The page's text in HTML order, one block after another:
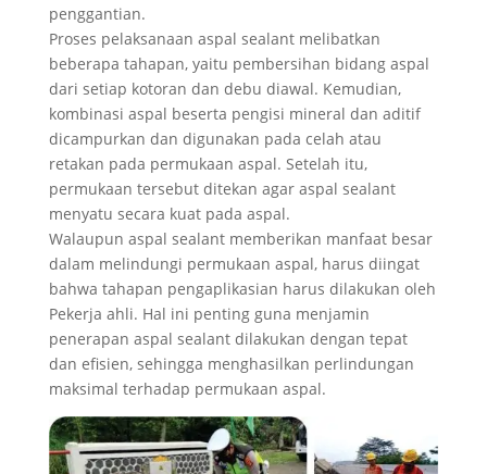
penggantian.
Proses pelaksanaan aspal sealant melibatkan
beberapa tahapan, yaitu pembersihan bidang aspal
dari setiap kotoran dan debu diawal. Kemudian,
kombinasi aspal beserta pengisi mineral dan aditif
dicampurkan dan digunakan pada celah atau
retakan pada permukaan aspal. Setelah itu,
permukaan tersebut ditekan agar aspal sealant
menyatu secara kuat pada aspal.
Walaupun aspal sealant memberikan manfaat besar
dalam melindungi permukaan aspal, harus diingat
bahwa tahapan pengaplikasian harus dilakukan oleh
Pekerja ahli. Hal ini penting guna menjamin
penerapan aspal sealant dilakukan dengan tepat
dan efisien, sehingga menghasilkan perlindungan
maksimal terhadap permukaan aspal.